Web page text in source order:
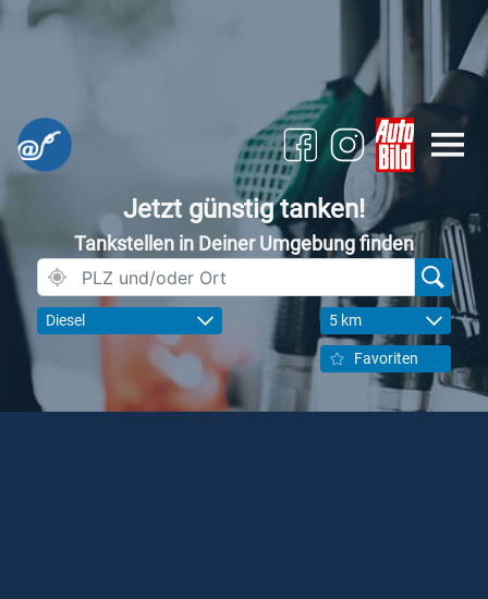
Jetzt günstig tanken!
Tankstellen in Deiner Umgebung finden
Diesel 5 km
Favoriten